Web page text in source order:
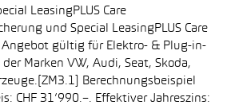
LeasingPLUS Care
und Special LeasingPLUS Care
Angebot gültig für Elektro- & Plug-in-
der Marken VW, Audi, Seat, Skoda,
Berechnungsbeispiel
CHF 31’990.–. Effektiver Jahreszins: